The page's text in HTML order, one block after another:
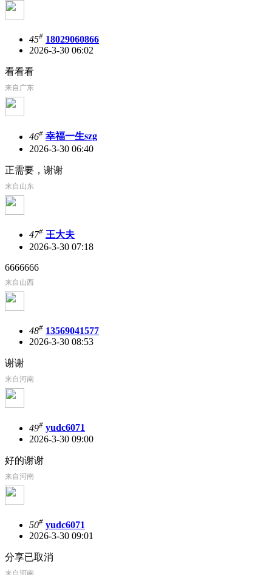
45# 18029060866
2026-3-30 06:02
看看看
来自广东
46# 幸福一生szg
2026-3-30 06:40
正需要，谢谢
来自山东
47# 王大夫
2026-3-30 07:18
6666666
来自山西
48# 13569041577
2026-3-30 08:53
谢谢
来自河南
49# yudc6071
2026-3-30 09:00
好的谢谢
来自河南
50# yudc6071
2026-3-30 09:01
分享已取消
来自河南